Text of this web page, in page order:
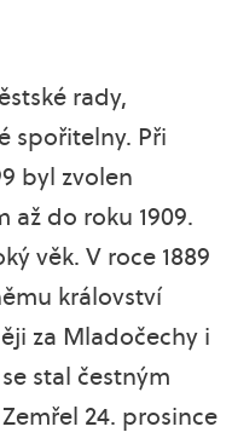
rady,
spořitelny. Při
byl zvolen
až do roku 1909.
věk. V roce 1889
království
za Mladočechy i
stal čestným
24. prosince